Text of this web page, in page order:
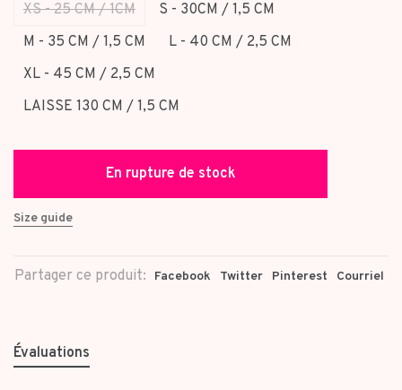
XS - 25 CM / 1CM
S - 30CM / 1,5 CM
M - 35 CM / 1,5 CM
L - 40 CM / 2,5 CM
XL - 45 CM / 2,5 CM
LAISSE 130 CM / 1,5 CM
En rupture de stock
Size guide
Partager ce produit: Facebook Twitter Pinterest Courriel
Évaluations